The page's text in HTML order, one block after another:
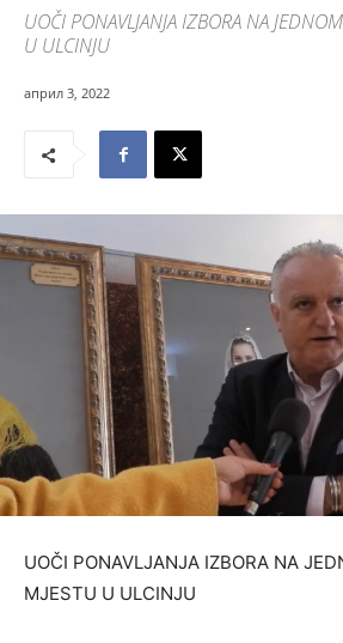
UOČI PONAVLJANJA IZBORA NA
U ULCINJU
април 3, 2022
UOČI PONAVLJANJA IZBORA NA
MJESTU U ULCINJU